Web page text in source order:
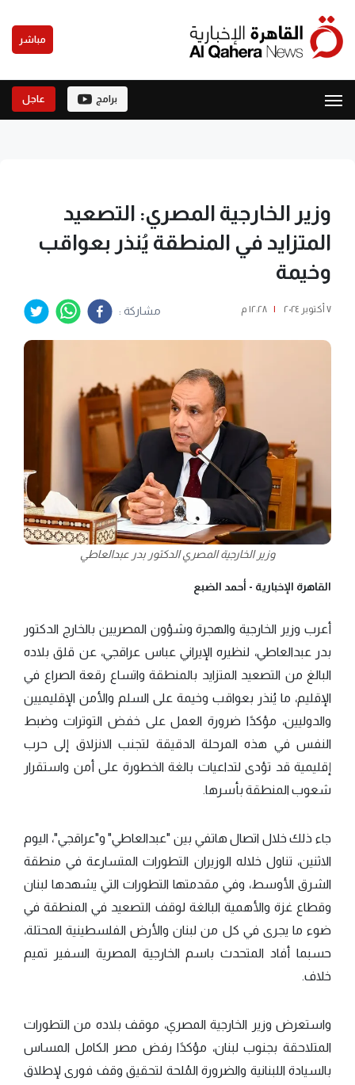
مباشر
برامج عاجل
وزير الخارجية المصري: التصعيد
المتزايد في المنطقة يُنذر بعواقب
وخيمة
٧ أكتوبر ٢٠٢٤ | ١٢:٢٨ م مشاركة :
وزير الخارجية المصري الدكتور بدر عبدالعاطي
القاهرة الإخبارية - أحمد الضبع
أعرب وزير الخارجية والهجرة وشؤون المصريين بالخارج الدكتور
بدر عبدالعاطي، لنظيره الإيراني عباس عراقجي، عن قلق بلاده
البالغ من التصعيد المتزايد بالمنطقة واتساع رقعة الصراع في
الإقليم، ما يُنذر بعواقب وخيمة على السلم والأمن الإقليميين
والدوليين، مؤكدًا ضرورة العمل على خفض التوترات وضبط
النفس في هذه المرحلة الدقيقة لتجنب الانزلاق إلى حرب
إقليمية قد تؤدى لتداعيات بالغة الخطورة على أمن واستقرار
شعوب المنطقة بأسرها.
جاء ذلك خلال اتصال هاتفي بين "عبدالعاطي" و"عراقجي"، اليوم
الاثنين، تناول خلاله الوزيران التطورات المتسارعة في منطقة
الشرق الأوسط، وفي مقدمتها التطورات التي يشهدها لبنان
وقطاع غزة والأهمية البالغة لوقف التصعيد في المنطقة في
ضوء ما يجرى في كل من لبنان والأرض الفلسطينية المحتلة،
حسبما أفاد المتحدث باسم الخارجية المصرية السفير تميم
خلاف.
واستعرض وزير الخارجية المصري، موقف بلاده من التطورات
المتلاحقة بجنوب لبنان، مؤكدًا رفض مصر الكامل المساس
بالسيادة اللبنانية والضرورة المُلحة لتحقيق وقف فورى لإطلاق